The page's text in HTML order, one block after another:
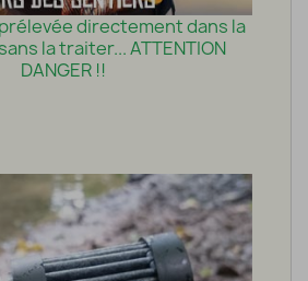
directement dans la
la traiter... ATTENTION
DANGER !!